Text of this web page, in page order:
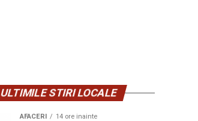
ULTIMILE STIRI LOCALE
AFACERI 14 ore inainte